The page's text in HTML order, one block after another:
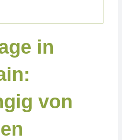
in
von